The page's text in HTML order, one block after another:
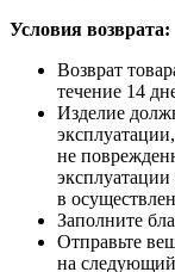
Условия возврата:
Возврат
течение 14
Изделие
не
эксплуатации
в
Заполните
Отправьте
на